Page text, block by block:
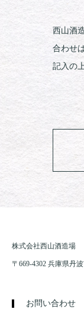
西山酒
合わせ
記入の
株式会社西山酒造場
〒669-4302 兵庫県丹
お問い合わせ